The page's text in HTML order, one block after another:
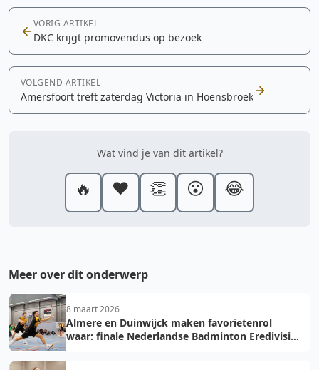
VORIG ARTIKEL
DKC krijgt promovendus op bezoek
VOLGEND ARTIKEL
Amersfoort treft zaterdag Victoria in Hoensbroek
Wat vind je van dit artikel?
🔥 ❤️ 👏 😮 😂
Meer over dit onderwerp
8 maart 2026
Almere en Duinwijck maken favorietenrol
waar: finale Nederlandse Badminton Eredivisie